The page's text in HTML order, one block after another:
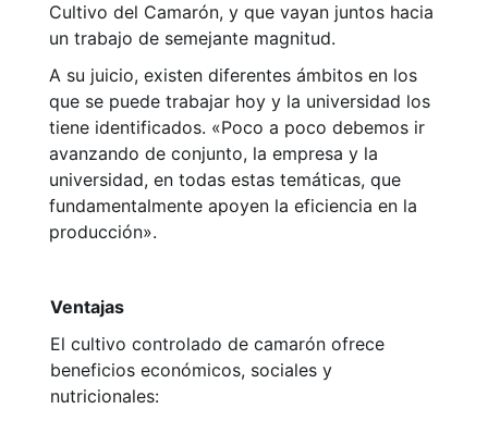
Cultivo del Camarón, y que vayan juntos hacia
un trabajo de semejante magnitud.
A su juicio, existen diferentes ámbitos en los
que se puede trabajar hoy y la universidad los
tiene identificados. «Poco a poco debemos ir
avanzando de conjunto, la empresa y la
universidad, en todas estas temáticas, que
fundamentalmente apoyen la eficiencia en la
producción».
Ventajas
El cultivo controlado de camarón ofrece
beneficios económicos, sociales y
nutricionales: